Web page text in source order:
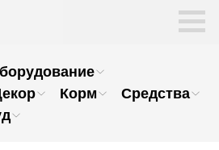
Корм
Средства